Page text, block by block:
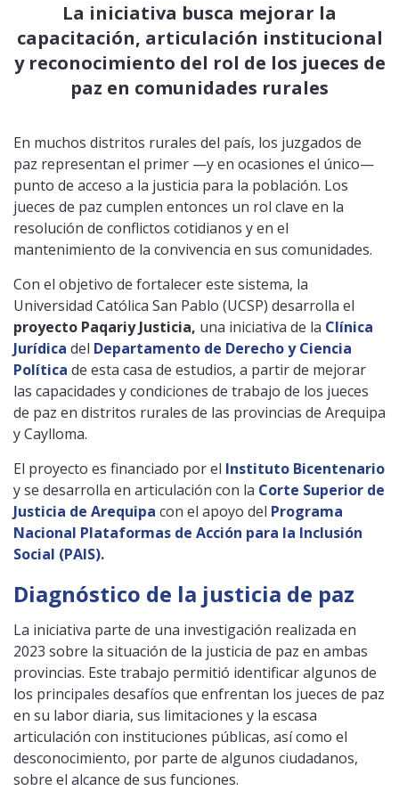
La iniciativa busca mejorar la
capacitación, articulación institucional
y reconocimiento del rol de los jueces de
paz en comunidades rurales
En muchos distritos rurales del país, los juzgados de
paz representan el primer —y en ocasiones el único—
punto de acceso a la justicia para la población. Los
jueces de paz cumplen entonces un rol clave en la
resolución de conflictos cotidianos y en el
mantenimiento de la convivencia en sus comunidades.
Con el objetivo de fortalecer este sistema, la
Universidad Católica San Pablo (UCSP) desarrolla el
proyecto Paqariy Justicia, una iniciativa de la Clínica
Jurídica del Departamento de Derecho y Ciencia
Política de esta casa de estudios, a partir de mejorar
las capacidades y condiciones de trabajo de los jueces
de paz en distritos rurales de las provincias de Arequipa
y Caylloma.
El proyecto es financiado por el Instituto Bicentenario
y se desarrolla en articulación con la Corte Superior de
Justicia de Arequipa con el apoyo del Programa
Nacional Plataformas de Acción para la Inclusión
Social (PAIS).
Diagnóstico de la justicia de paz
La iniciativa parte de una investigación realizada en
2023 sobre la situación de la justicia de paz en ambas
provincias. Este trabajo permitió identificar algunos de
los principales desafíos que enfrentan los jueces de paz
en su labor diaria, sus limitaciones y la escasa
articulación con instituciones públicas, así como el
desconocimiento, por parte de algunos ciudadanos,
sobre el alcance de sus funciones.